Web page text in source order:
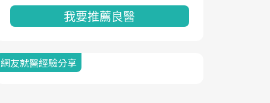
我要推薦良醫
網友就醫經驗分享